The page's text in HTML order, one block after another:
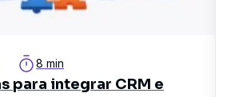
8 min
para integrar CRM e